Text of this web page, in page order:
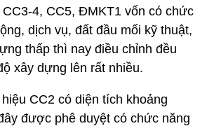
4, CC5, ĐMKT1 vốn có chức
dịch vụ, đất đầu mối kỹ thuật,
thấp thì nay điều chỉnh đều
xây dựng lên rất nhiều.
CC2 có diện tích khoảng
được phê duyệt có chức năng